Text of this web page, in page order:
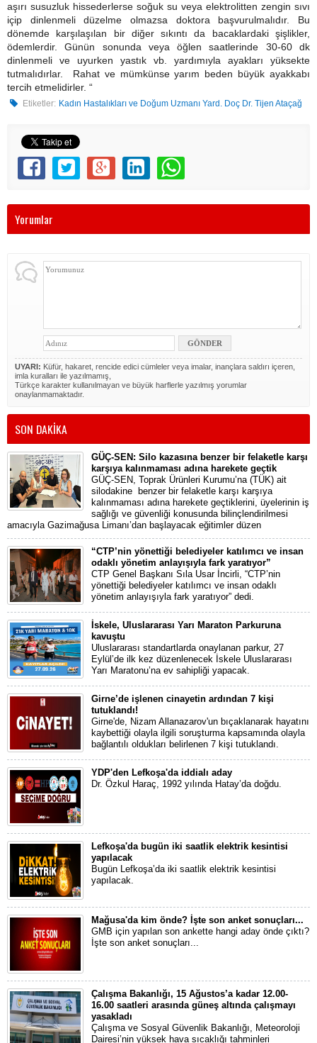
aşırı susuzluk hissederlerse soğuk su veya elektrolitten zengin sıvı
içip dinlenmeli düzelme olmazsa doktora başvurulmalıdır. Bu
dönemde karşılaşılan bir diğer sıkıntı da bacaklardaki şişlikler,
ödemlerdir. Günün sonunda veya öğlen saatlerinde 30-60 dk
dinlenmeli ve uyurken yastık vb. yardımıyla ayakları yüksekte
tutmalıdırlar. Rahat ve mümkünse yarım beden büyük ayakkabı
tercih etmelidirler. “
Etiketler: Kadın Hastalıkları ve Doğum Uzmanı Yard. Doç Dr. Tijen Ataçağ
Yorumlar
UYARI: Küfür, hakaret, rencide edici cümleler veya imalar, inançlara saldırı içeren,
imla kuralları ile yazılmamış,
Türkçe karakter kullanılmayan ve büyük harflerle yazılmış yorumlar
onaylanmamaktadır.
SON DAKİKA
GÜÇ-SEN: Silo kazasına benzer bir felaketle karşı
karşıya kalınmaması adına harekete geçtik
GÜÇ-SEN, Toprak Ürünleri Kurumu’na (TÜK) ait
silodakine benzer bir felaketle karşı karşıya
kalınmaması adına harekete geçtiklerini, üyelerinin iş
sağlığı ve güvenliği konusunda bilinçlendirilmesi
amacıyla Gazimağusa Limanı’dan başlayacak eğitimler düzen
“CTP’nin yönettiği belediyeler katılımcı ve insan
odaklı yönetim anlayışıyla fark yaratıyor”
CTP Genel Başkanı Sıla Usar İncirli, “CTP’nin
yönettiği belediyeler katılımcı ve insan odaklı
yönetim anlayışıyla fark yaratıyor” dedi.
İskele, Uluslararası Yarı Maraton Parkuruna
kavuştu
Uluslararası standartlarda onaylanan parkur, 27
Eylül’de ilk kez düzenlenecek İskele Uluslararası
Yarı Maratonu’na ev sahipliği yapacak.
Girne’de işlenen cinayetin ardından 7 kişi
tutuklandı!
Girne'de, Nizam Allanazarov'un bıçaklanarak hayatını
kaybettiği olayla ilgili soruşturma kapsamında olayla
bağlantılı oldukları belirlenen 7 kişi tutuklandı.
YDP'den Lefkoşa'da iddialı aday
Dr. Özkul Haraç, 1992 yılında Hatay’da doğdu.
Lefkoşa'da bugün iki saatlik elektrik kesintisi
yapılacak
Bugün Lefkoşa’da iki saatlik elektrik kesintisi
yapılacak.
Mağusa'da kim önde? İşte son anket sonuçları...
GMB için yapılan son ankette hangi aday önde çıktı?
İşte son anket sonuçları...
Çalışma Bakanlığı, 15 Ağustos’a kadar 12.00-
16.00 saatleri arasında güneş altında çalışmayı
yasakladı
Çalışma ve Sosyal Güvenlik Bakanlığı, Meteoroloji
Dairesi’nin yüksek hava sıcaklığı tahminleri